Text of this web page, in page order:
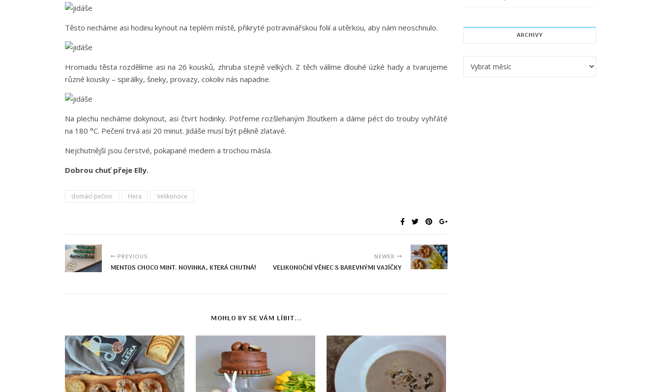
Těsto necháme asi hodinu kynout na teplém místě, přikryté potravinářskou folií a utěrkou, aby nám neoschnulo.
Hromadu těsta rozdělíme asi na 26 kousků, zhruba stejně velkých. Z těch válíme dlouhé úzké hady a tvarujeme
různé kousky – spirálky, šneky, provazy, cokoliv nás napadne.
Na plechu necháme dokynout, asi čtvrt hodinky. Potřeme rozšlehaným žloutkem a dáme péct do trouby vyhřáté
na 180 °C. Pečení trvá asi 20 minut. Jidáše musí být pěkně zlatavé.
Nejchutnější jsou čerstvé, pokapané medem a trochou másla.
Dobrou chuť přeje Elly.
domácí pečivo Hera Velikonoce
PREVIOUS
MENTOS CHOCO MINT. NOVINKA, KTERÁ CHUTNÁ!
NEWER
VELIKONOČNÍ VĚNEC S BAREVNÝMI VAJÍČKY
MOHLO BY SE VÁM LÍBIT...
ARCHIVY